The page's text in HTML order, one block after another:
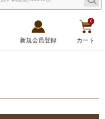
新規会員登録
0
カート